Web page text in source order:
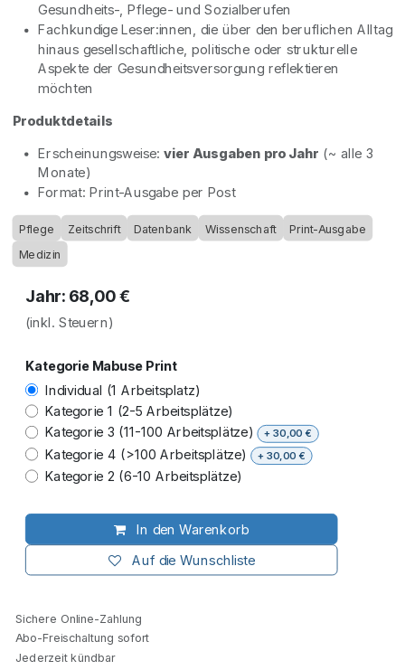
Gesundheits-, Pflege- und Sozialberufen
Fachkundige Leser:innen, die über den beruflichen Alltag
hinaus gesellschaftliche, politische oder strukturelle
Aspekte der Gesundheitsversorgung reflektieren
möchten
Produktdetails
Erscheinungsweise: vier Ausgaben pro Jahr (~ alle 3
Monate)
Format: Print-Ausgabe per Post
Pflege Zeitschrift Datenbank Wissenschaft Print-Ausgabe
Medizin
Kategorie Mabuse Print
Individual (1 Arbeitsplatz)
Kategorie 1 (2-5 Arbeitsplätze)
Kategorie 3 (11-100 Arbeitsplätze)
+ 30,00 €
Kategorie 4 (>100 Arbeitsplätze) + 30,00 €
Kategorie 2 (6-10 Arbeitsplätze)
In den Warenkorb
Auf die Wunschliste
Jahr: 68,00 €
(inkl. Steuern)
Sichere Online-Zahlung
Abo-Freischaltung sofort
Jederzeit kündbar